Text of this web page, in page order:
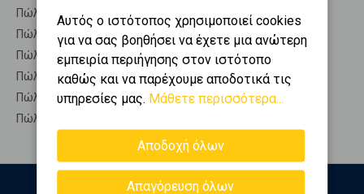
Πώληση Οροφομεζονέτες ΓΡΕΒΕΝΑ - Μυρσίνα
Πώληση Ρετιρέ ΓΡΕΒΕΝΑ - Μυρσίνα
Πώληση Συγκροτήματα κατοικιών ΓΡΕΒΕΝΑ - Μυρσίνα
Πώληση Υπόγεια ΓΡΕΒΕΝΑ - Μυρσίνα
Πώληση Υπόσκαφα ΓΡΕΒΕΝΑ - Μυρσίνα
Πώληση Υπολ. υψουν ΓΡΕΒΕΝΑ - Μυρσίνα
Αυτός ο ιστότοπος χρησιμοποιεί cookies
για να σας βοηθήσει να έχετε μια ανώτερη
εμπειρία περιήγησης στον ιστότοπο
καθώς και να παρέχουμε αποδοτικά τις
υπηρεσίες μας. Μάθετε περισσότερα...
Αποδοχή όλων
Απαγόρευση όλων